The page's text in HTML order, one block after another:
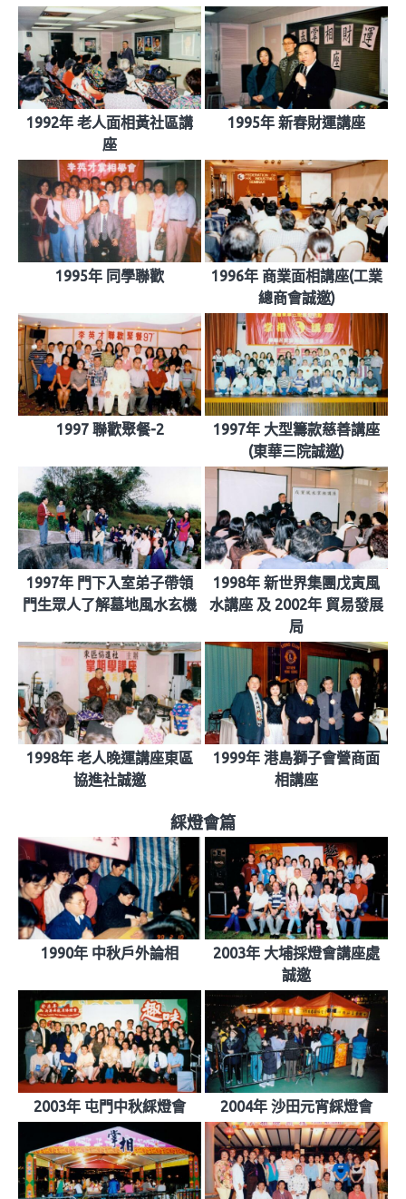
1992年 老人面相黃社區講
座
1995年 新春財運講座
1995年 同學聯歡
1996年 商業面相講座(工業
總商會誠邀)
1997 聯歡聚餐-2
1997年 大型籌款慈善講座
(東華三院誠邀)
1997年 門下入室弟子帶領
門生眾人了解墓地風水玄機
1998年 新世界集團戊寅風
水講座 及 2002年 貿易發展
局
1998年 老人晚運講座東區
協進社誠邀
1999年 港島獅子會營商面
相講座
綵燈會篇
1990年 中秋戶外論相
2003年 大埔採燈會講座處
誠邀
2003年 屯門中秋綵燈會 2004年 沙田元宵綵燈會